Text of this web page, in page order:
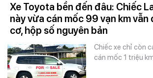
Xe Toyota bền đến đâu: Chiếc
này vừa cán mốc 99 vạn km vẫn
cơ, hộp số nguyên bản
Chiếc xe chỉ còn
cán mốc 1 triệu